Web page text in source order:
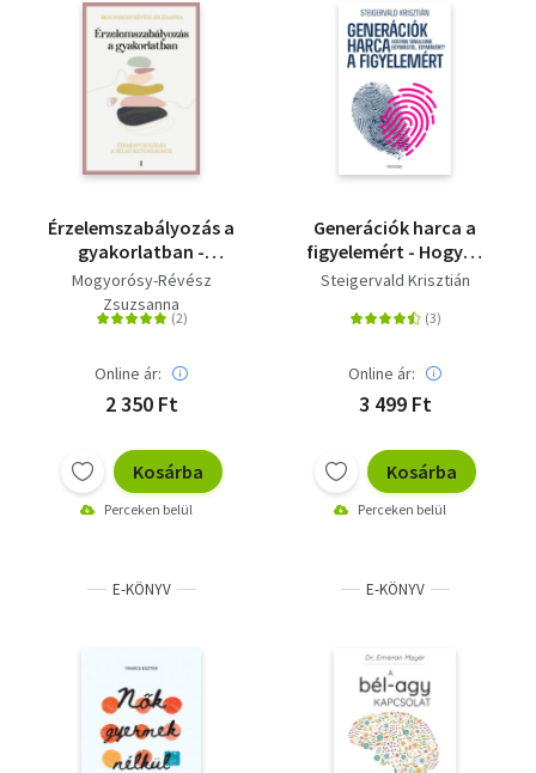
Érzelemszabályozás a
gyakorlatban -
Újrakapcsolódás a
belső biztonsághoz
Mogyorósy-Révész
Zsuzsanna
Online ár:
2 350 Ft
Kosárba
Perceken belül
Generációk harca a
figyelemért - Hogyan
tanuljunk egymástól,
Steigervald Krisztián
Online ár:
3 499 Ft
Kosárba
Perceken belül
E-KÖNYV E-KÖNYV